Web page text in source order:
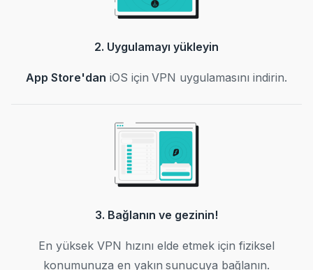
2. Uygulamayı yükleyin
App Store'dan iOS için VPN uygulamasını indirin.
3. Bağlanın ve gezinin!
En yüksek VPN hızını elde etmek için fiziksel
konumunuza en yakın sunucuya bağlanın.